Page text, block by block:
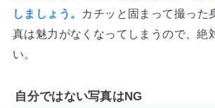
しましょう。 カチッと固まって撮った
真は魅力がなくなってしまうので、絶
い。
自分ではない写真はNG